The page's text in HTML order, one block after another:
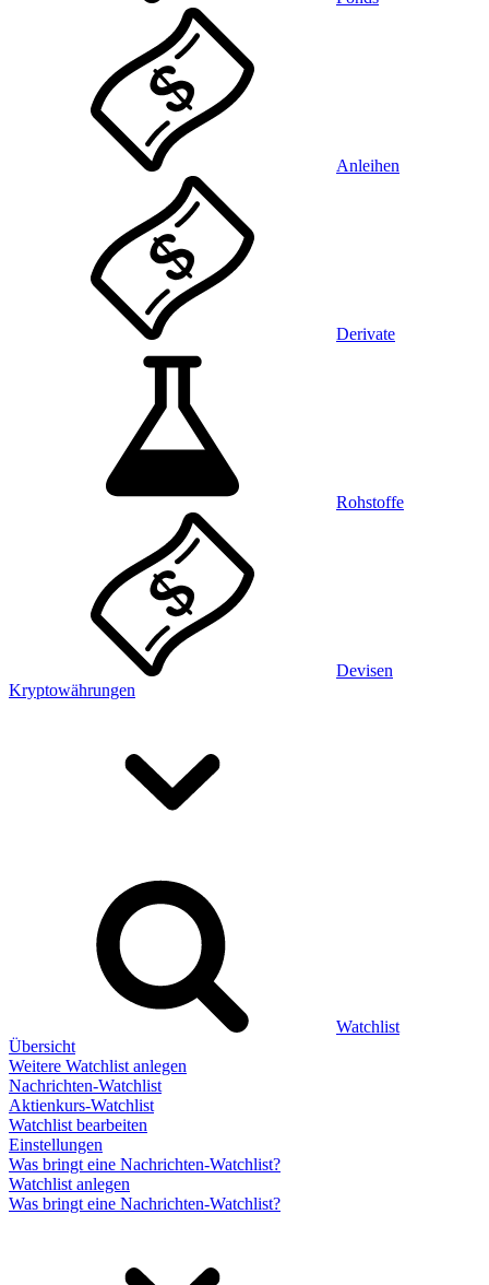
Anleihen
Derivate
Rohstoffe
Devisen
Kryptowährungen
Watchlist
Übersicht
Weitere Watchlist anlegen
Nachrichten-Watchlist
Aktienkurs-Watchlist
Watchlist bearbeiten
Einstellungen
Was bringt eine Nachrichten-Watchlist?
Watchlist anlegen
Was bringt eine Nachrichten-Watchlist?